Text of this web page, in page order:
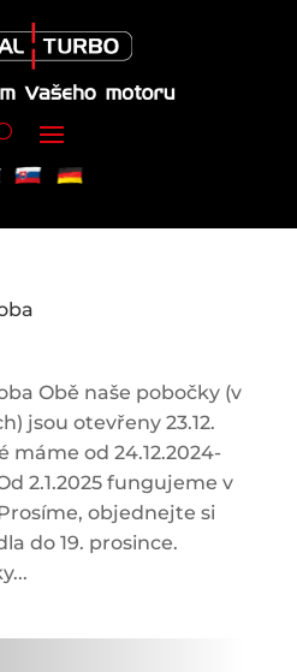
Obě naše pobočky (v
jsou otevřeny 23.12.
máme od 24.12.2024-
2.1.2025 fungujeme v
objednejte si
do 19. prosince.